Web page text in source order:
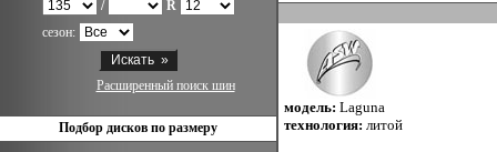
/
R
сезон:
Расширенный поиск шин
Подбор дисков по размеру
модель: Laguna
технология: литой